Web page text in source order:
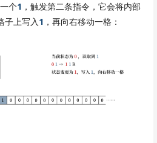
个1 ，触发第二条指令，它会将内部
子上写入1 ，再向右移动一格：